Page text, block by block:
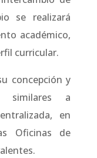
se realizará
académico,
curricular.
concepción y
similares a
en
Oficinas de